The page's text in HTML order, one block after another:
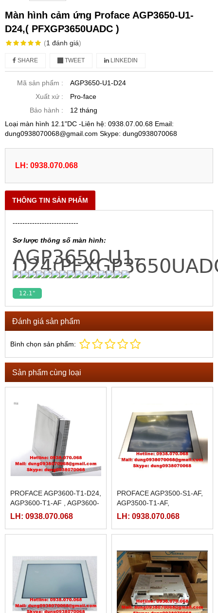
Màn hình cảm ứng Proface AGP3650-U1-
D24,( PFXGP3650UADC )
(1 đánh giá)
SHARE TWEET LINKEDIN
Mã sản phẩm :
AGP3650-U1-D24
Xuất xứ :
Pro-face
Bảo hành :
12 tháng
Loại màn hình 12.1"DC -Liên hệ: 0938.07.00.68 Email:
dung0938070068@gmail.com Skype: dung0938070068
LH: 0938.070.068
THÔNG TIN SẢN PHẨM
---------------------------
Sơ lược thông số màn hình:
AGP3650-U1-
12.1"
Đánh giá sản phẩm
Bình chọn sản phẩm:
Sản phẩm cùng loại
PROFACE AGP3600-T1-D24,
AGP3600-T1-AF , AGP3600-
T1-D24-M, AGP3600-T1-AF-
LH: 0938.070.068
PROFACE AGP3500-S1-AF,
AGP3500-T1-AF,
LH: 0938.070.068